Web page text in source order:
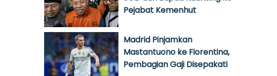
Pejabat Kemenhut
Madrid Pinjamkan
Mastantuono ke Fiorentina,
Pembagian Gaji Disepakati